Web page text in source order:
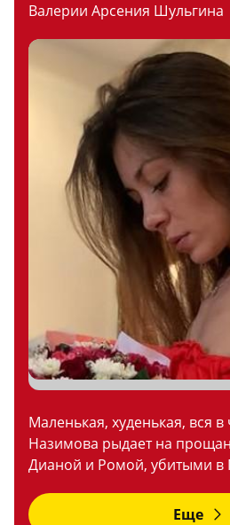
Валерии Арсения Шульгина
Маленькая, худенькая, вся
Назимова рыдает на
Дианой и Ромой, убитыми в
Еще